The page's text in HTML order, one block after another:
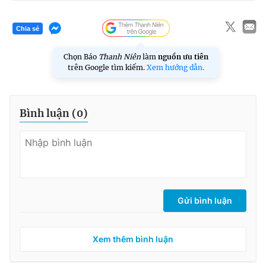
Chia sẻ
Chọn Báo Thanh Niên làm nguồn ưu tiên
trên Google tìm kiếm. Xem hướng dẫn.
Bình luận (0)
Gửi bình luận
Xem thêm bình luận